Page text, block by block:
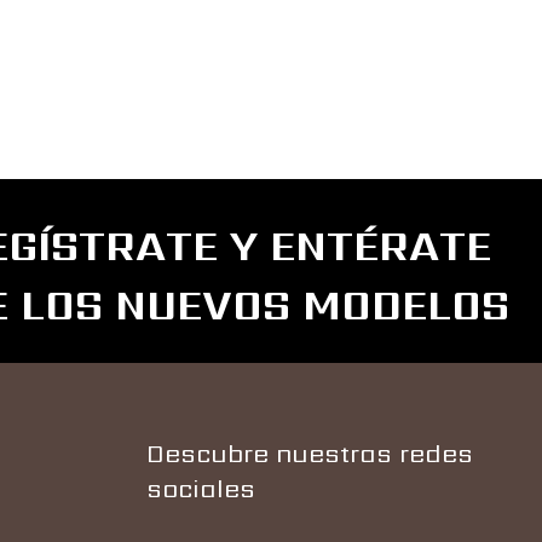
Y ENTÉRATE
LOS NUEVOS MODELOS
Descubre nuestras redes
sociales